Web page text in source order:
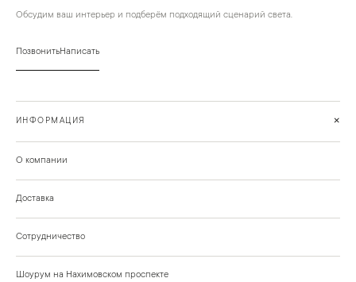
Обсудим ваш интерьер и подберём подходящий сценарий света.
ПозвонитьНаписать
ИНФОРМАЦИЯ +
О компании
Доставка
Сотрудничество
Шоурум на Нахимовском проспекте